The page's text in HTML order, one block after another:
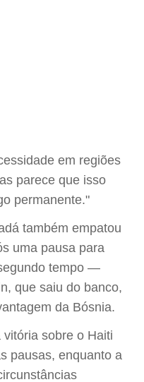
em regiões
parece que isso
permanente."
também empatou
uma pausa para
tempo —
que saiu do banco,
da Bósnia.
sobre o Haiti
pausas, enquanto a